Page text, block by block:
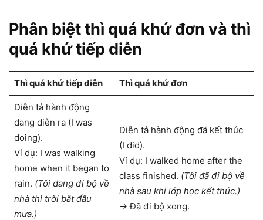
Phân biệt thì quá khứ đơn và thì
quá khứ tiếp diễn
Thì quá khứ tiếp diễn Thì quá khứ đơn
Diễn tả hành động
đang diễn ra (I was
doing).
Ví dụ: I was walking
home when it began to
rain. (Tôi đang đi bộ về
nhà thì trời bắt đầu
mưa.)
Diễn tả hành động đã kết thúc
(I did).
Ví dụ: I walked home after the
class finished. (Tôi đã đi bộ về
nhà sau khi lớp học kết thúc.)
→ Đã đi bộ xong.